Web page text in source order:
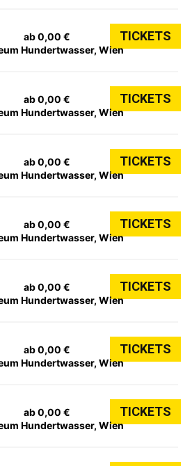
Hundertwasser, Wien
ab 0,00 € TICKETS
Hundertwasser, Wien
ab 0,00 € TICKETS
Hundertwasser, Wien
ab 0,00 € TICKETS
Hundertwasser, Wien
ab 0,00 € TICKETS
Hundertwasser, Wien
ab 0,00 € TICKETS
Hundertwasser, Wien
ab 0,00 € TICKETS
Hundertwasser, Wien
ab 0,00 € TICKETS